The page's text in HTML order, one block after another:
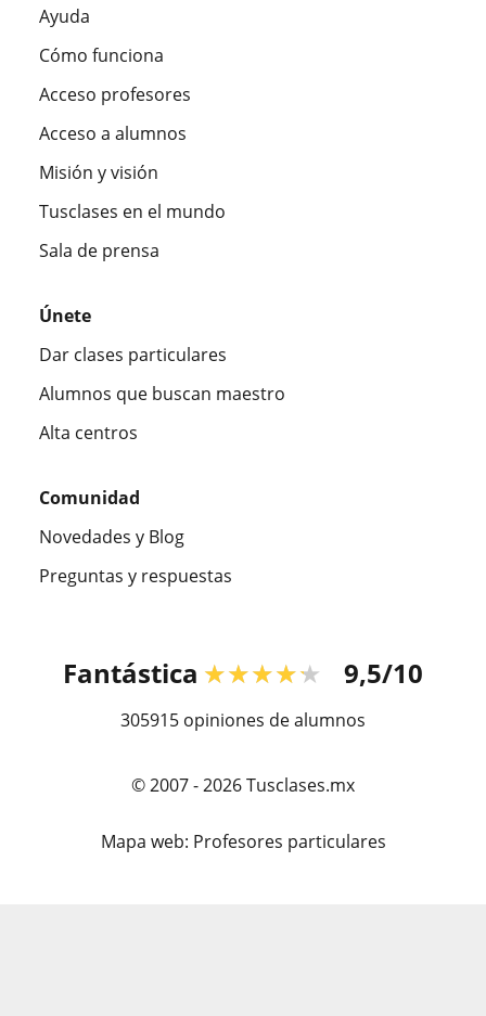
Ayuda
Cómo funciona
Acceso profesores
Acceso a alumnos
Misión y visión
Tusclases en el mundo
Sala de prensa
Únete
Dar clases particulares
Alumnos que buscan maestro
Alta centros
Comunidad
Novedades y Blog
Preguntas y respuestas
Fantástica ★★★★★ 9,5/10
305915 opiniones de alumnos
© 2007 - 2026 Tusclases.mx
Mapa web: Profesores particulares